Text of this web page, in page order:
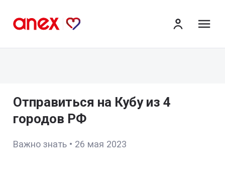
Отправиться на Кубу из 4
городов РФ
Важно знать • 26 мая 2023